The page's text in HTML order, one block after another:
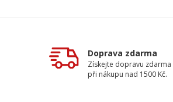
Doprava zdarma
Získejte dopravu zdarma
při nákupu nad 1500 Kč.